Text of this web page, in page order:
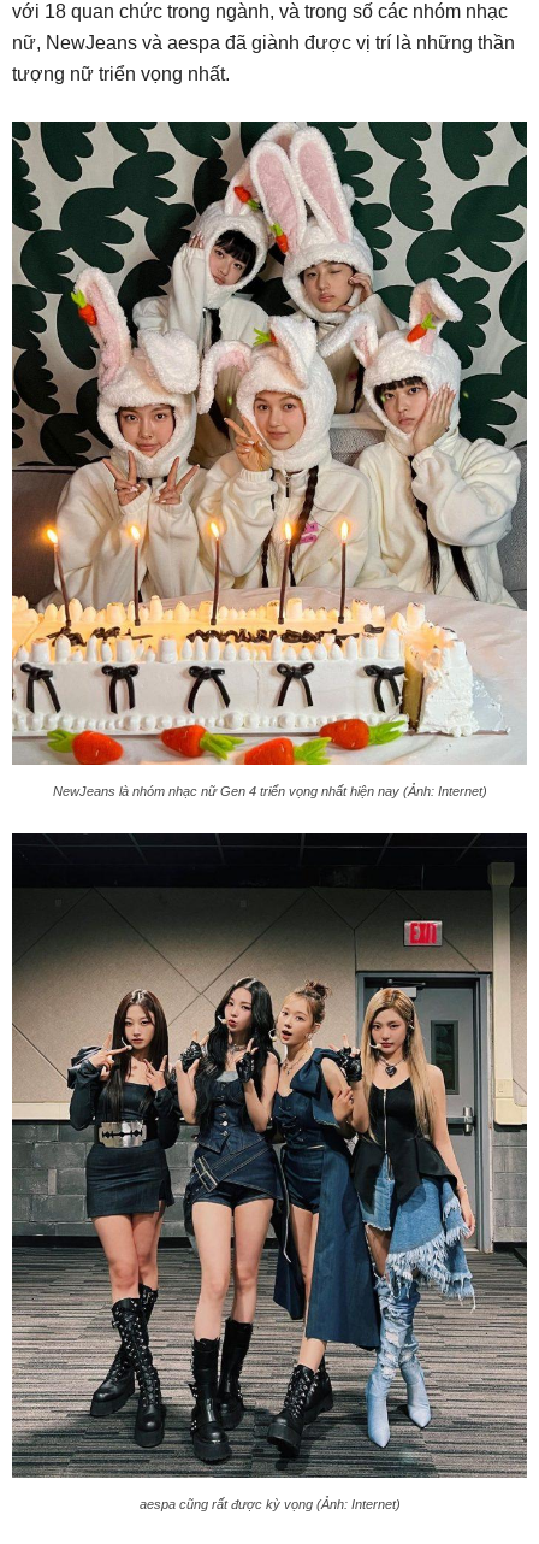
với 18 quan chức trong ngành, và trong số các nhóm nhạc
nữ, NewJeans và aespa đã giành được vị trí là những thần
tượng nữ triển vọng nhất.
NewJeans là nhóm nhạc nữ Gen 4 triển vọng nhất hiện nay (Ảnh: Internet)
aespa cũng rất được kỳ vọng (Ảnh: Internet)